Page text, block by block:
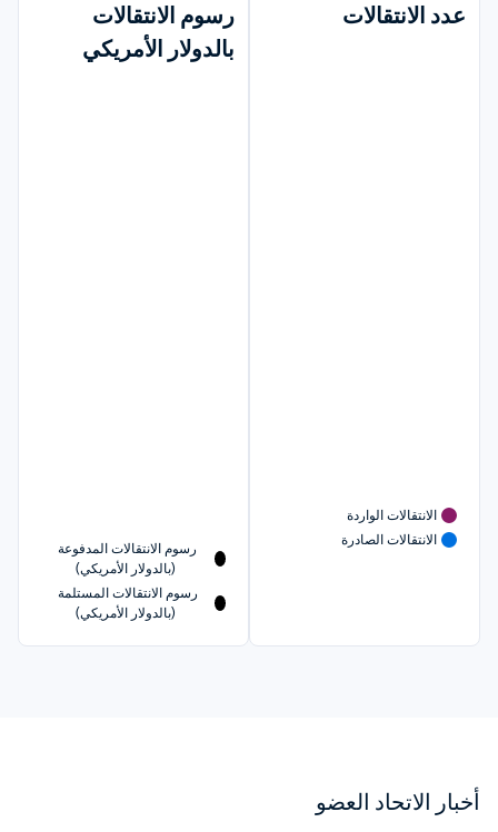
عدد الانتقالات
الانتقالات الواردة
الانتقالات الصادرة
بالدولار الأمريكي
رسوم الانتقالات المدفوعة
(بالدولار الأمريكي)
(بالدولار الأمريكي)
أخبار الاتحاد العضو